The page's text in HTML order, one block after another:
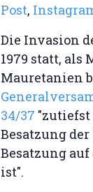
Post,
Die Invasion
1979 statt,
Mauretanien
34/37 "zutiefst
Besatzung
Besatzung
ist".